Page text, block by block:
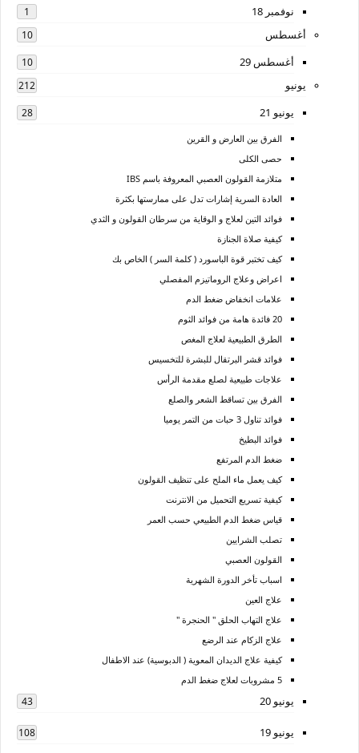
نوفمبر 18 1
أغسطس 10
أغسطس 29 10
يونيو 212
يونيو 21 28
الفرق بين العارض و القرين
حصى الكلى
متلازمة القولون العصبي المعروفة باسم IBS
العادة السرية إشارات تدل على ممارستها بكثرة
فوائد التين لعلاج و الوقاية من سرطان القولون و الثدي
كيفية صلاة الجنازة
كيف تختبر قوة الباسورد ( كلمة السر ) الخاص بك
اعراض وعلاج الروماتيزم المفصلي
علامات انخفاض ضغط الدم
20 فائدة هامة من فوائد الثوم
الطرق الطبيعية لعلاج المغص
فوائد قشر البرتقال للبشرة للتخسيس
علاجات طبيعية لصلع مقدمة الرأس
الفرق بين تساقط الشعر والصلع
فوائد تناول 3 حبات من التمر يوميا
فوائد البطيخ
ضغط الدم المرتفع
كيف يعمل ماء الملح على تنظيف القولون
كيفية تسريع التحميل من الانترنت
قياس ضغط الدم الطبيعي حسب العمر
تصلب الشرايين
القولون العصبي
اسباب تأخر الدورة الشهرية
علاج العين
علاج التهاب الحلق " الحنجرة "
علاج الزكام عند الرضع
كيفية علاج الديدان المعوية ( الدبوسية) عند الاطفال
5 مشروبات لعلاج ضغط الدم
يونيو 20 43
يونيو 19 108